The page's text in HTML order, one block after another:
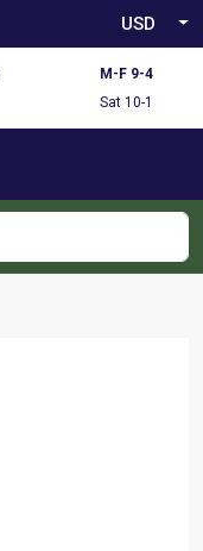
USD
M-F 9-4
Sat 10-1